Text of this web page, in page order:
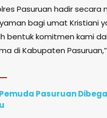
Pasuruan hadir secara
bagi umat Kristiani
bentuk komitmen kami
di Kabupaten
Pasuruan